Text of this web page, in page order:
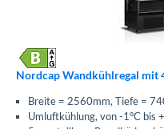
Nordcap Wandkühlregal mit
Breite = 2560mm, Tiefe =
Umluftkühlung, von -1°C bis